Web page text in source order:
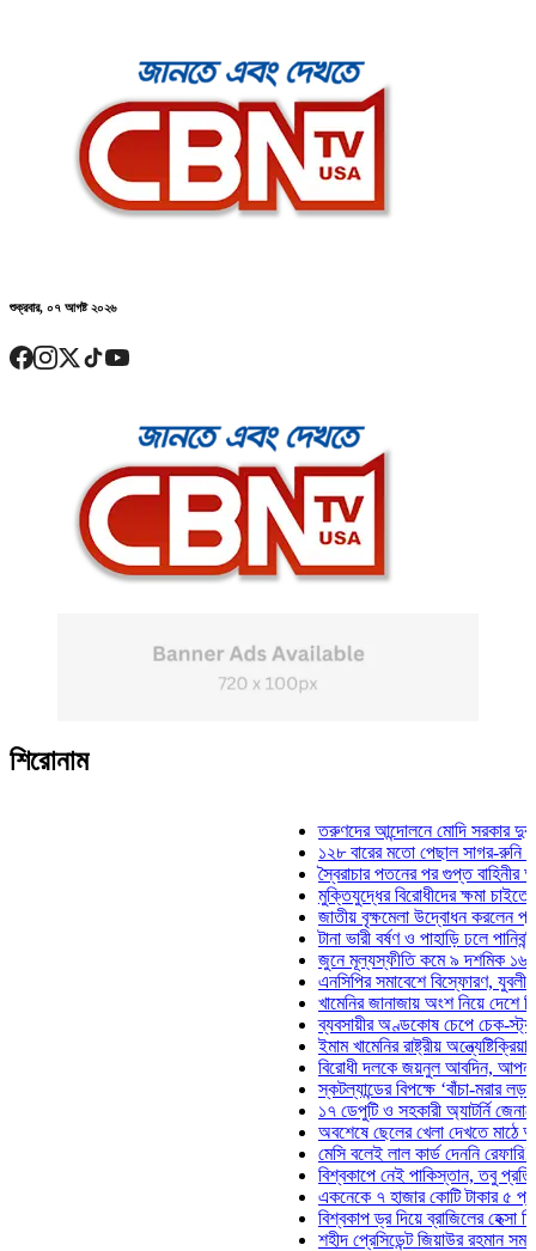
শুক্রবার, ০৭ আগষ্ট ২০২৬
শিরোনাম
তরুণদের আন্দোলনে মোদি সরকার দুর্বল
১২৮ বারের মতো পেছাল সাগর-রুনি হত্যা
স্বৈরাচার পতনের পর গুপ্ত বাহিনীর
মুক্তিযুদ্ধের বিরোধীদের ক্ষমা চাইতে হবে:
জাতীয় বৃক্ষমেলা উদ্বোধন করলেন
টানা ভারী বর্ষণ ও পাহাড়ি ঢলে পানিবন্দি
জুনে মূল্যস্ফীতি কমে ৯ দশমিক ১৬ শতাংশ
এনসিপির সমাবেশে বিস্ফোরণ, যুবলীগের দুই
খামেনির জানাজায় অংশ নিয়ে দেশে
ব্যবসায়ীর অণ্ডকোষ চেপে চেক-স্ট্যাম্পে
ইমাম খামেনির রাষ্ট্রীয় অন্ত্যেষ্টিক্রিয়ায়
বিরোধী দলকে জয়নুল আবদিন, আপনারা ৭১
স্কটল্যান্ডের বিপক্ষে ‘বাঁচা-মরার লড়াইয়ে’
১৭ ডেপুটি ও সহকারী অ্যাটর্নি জেনারেলের
অবশেষে ছেলের খেলা দেখতে মাঠে আসছেন
মেসি বলেই লাল কার্ড দেননি রেফারি! ফাউল
বিশ্বকাপে নেই পাকিস্তান, তবু প্রতিটি
একনেকে ৭ হাজার কোটি টাকার ৫
বিশ্বকাপ ড্র দিয়ে ব্রাজিলের হেক্সা মিশন শুরু
শহীদ প্রেসিডেন্ট জিয়াউর রহমান সমাধিতে